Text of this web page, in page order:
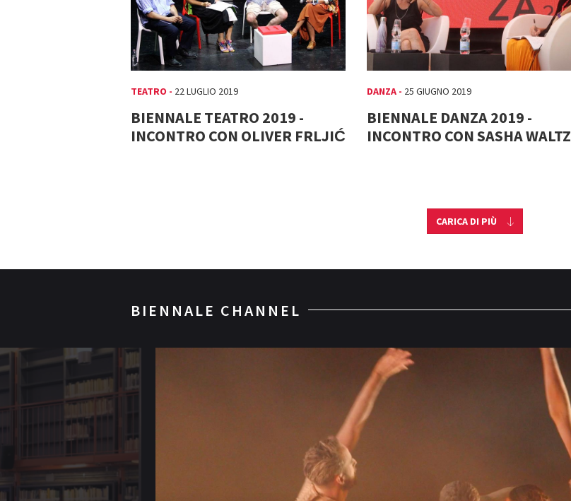
TEATRO - 22 LUGLIO 2019
BIENNALE TEATRO 2019 -
INCONTRO CON OLIVER FRLJIĆ
DANZA - 25 GIUGNO 2019
BIENNALE DANZA 2019 -
INCONTRO CON SASHA WALTZ
CARICA DI PIÙ
BIENNALE CHANNEL